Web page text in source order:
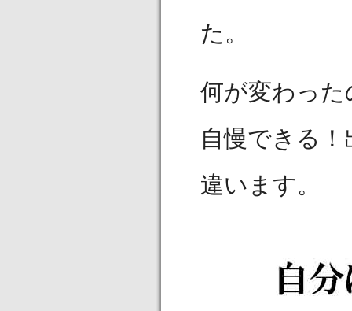
た。
何が変わっ
自慢できる
違います。